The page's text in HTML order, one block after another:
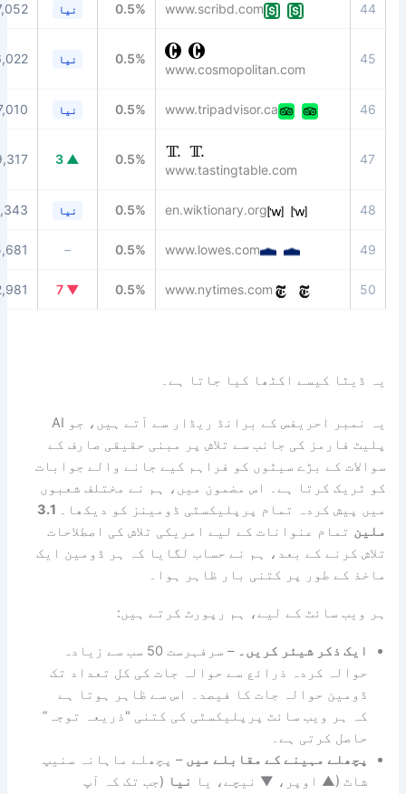
www.scribd.com
0.5% نیا 17,052
www.cosmopolitan.com
نیا 6,022
89
www.tripadvisor.ca
0.5% نیا 17,010
www.tastingtable.com
▲ 3
9,317
en.wiktionary.org
0.5% نیا 14,343
www.lowes.com
0.5%
15,681
www.nytimes.com
0.5%
▼ 7
2,981
اکٹھا کیا جاتا ہے۔
یہ نمبر احریفس کے برانڈ ریڈار سے آتے ہیں، جو AI
کی جانب سے تلاش پر مبنی حقیقی صارف کے
سیٹوں کو فراہم کیے جانے والے جوابات
ہے۔ اس مضمون میں، ہم نے مختلف شعبوں
تمام پرپلیکسٹی ڈومینز کو دیکھا۔3.1
کے لیے امریکی تلاش کی اصطلاحات
بعد، ہم نے حساب لگایا کہ ہر ڈومین ایک
پر کتنی بار ظاہر ہوا۔
کے لیے، ہم رپورٹ کرتے ہیں:
کریں۔
– سرفہرست 50 سب سے زیادہ
ذرائع سے حوالہ جات کی کل تعداد تک
جات کا فیصد۔ اس سے ظاہر ہوتا ہے
سائٹ پرپلیکسٹی کی کتنی "ذریعہ توجہ”
ہے۔
کے مقابلے میں– پچھلے ماہانہ سنیپ
▼ نیچے، یا نیا (جب تک کہ آپ